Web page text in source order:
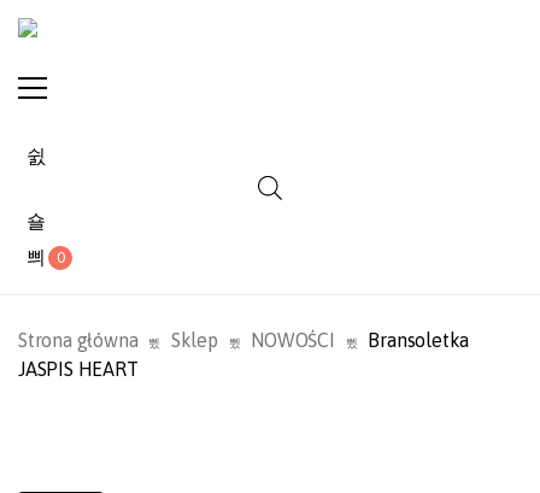
0
Strona główna Sklep NOWOŚCI
Bransoletka
JASPIS HEART